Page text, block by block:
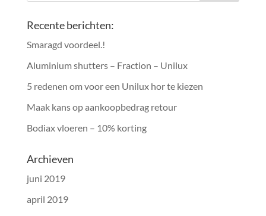
Recente berichten:
Smaragd voordeel.!
Aluminium shutters – Fraction – Unilux
5 redenen om voor een Unilux hor te kiezen
Maak kans op aankoopbedrag retour
Bodiax vloeren – 10% korting
Archieven
juni 2019
april 2019